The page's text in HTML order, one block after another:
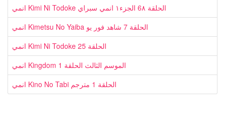
انمي Kimi Ni Todoke الحلقة 6٨ الجزء١ انمي سبراي
انمي Kimetsu No Yaiba الحلقة 7 شاهد فور يو
انمي Kimi Ni Todoke الحلقة 25
انمي Kingdom الموسم الثالث الحلقة 1
انمي Kino No Tabi الحلقة 1 مترجم